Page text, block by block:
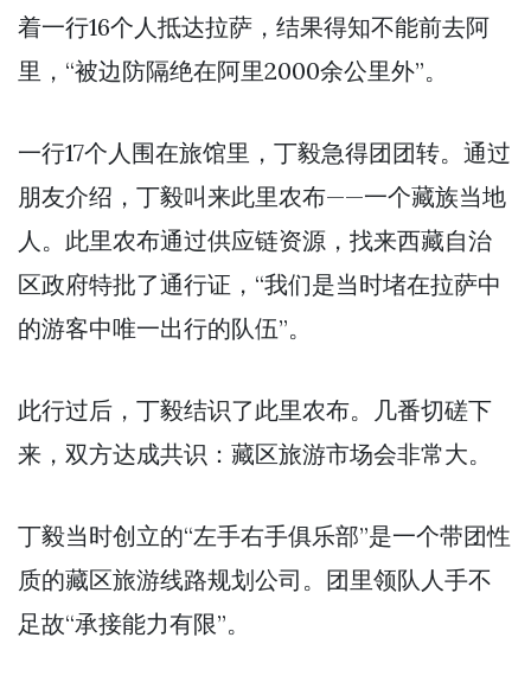
着一行16个人抵达拉萨，结果得知不能前去阿
里，“被边防隔绝在阿里2000余公里外”。
一行17个人围在旅馆里，丁毅急得团团转。通过
朋友介绍，丁毅叫来此里农布——一个藏族当地
人。此里农布通过供应链资源，找来西藏自治
区政府特批了通行证，“我们是当时堵在拉萨中
的游客中唯一出行的队伍”。
此行过后，丁毅结识了此里农布。几番切磋下
来，双方达成共识：藏区旅游市场会非常大。
丁毅当时创立的“左手右手俱乐部”是一个带团性
质的藏区旅游线路规划公司。团里领队人手不
足故“承接能力有限”。